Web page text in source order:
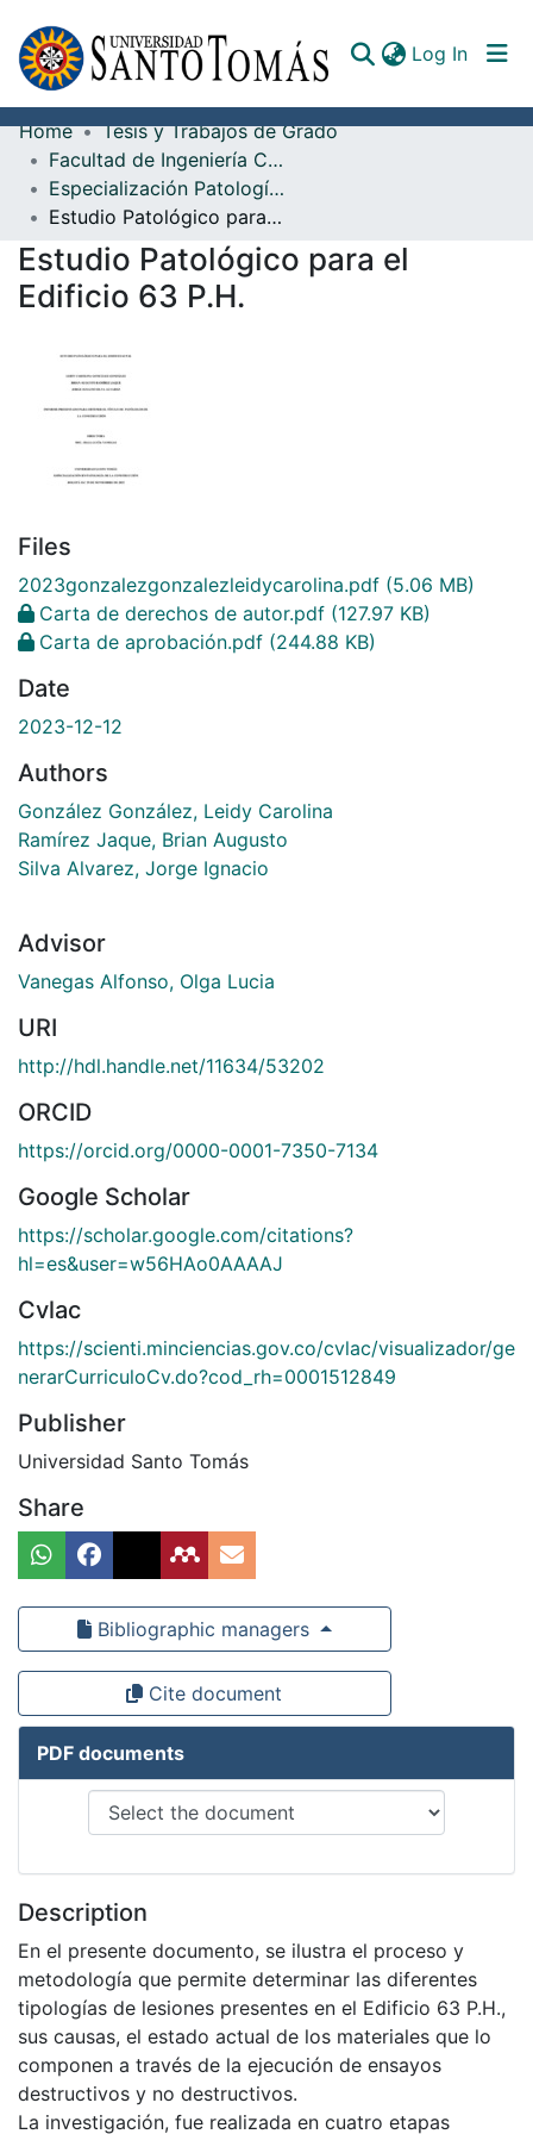
Log In
Communities & Collections
All of DSpace
Documents
Home
Tesis y Trabajos de Grado
Facultad de Ingeniería Civil
Especialización Patología de la Construcción
Estudio Patológico para el Edificio 63 P.H.
Estudio Patológico para el
Edificio 63 P.H.
Files
2023gonzalezgonzalezleidycarolina.pdf (5.06 MB)
Carta de derechos de autor.pdf (127.97 KB)
Carta de aprobación.pdf (244.88 KB)
Date
2023-12-12
Authors
González González, Leidy Carolina
Ramírez Jaque, Brian Augusto
Silva Alvarez, Jorge Ignacio
Advisor
Vanegas Alfonso, Olga Lucia
URI
http://hdl.handle.net/11634/53202
ORCID
https://orcid.org/0000-0001-7350-7134
Google Scholar
https://scholar.google.com/citations?
hl=es&user=w56HAo0AAAAJ
Cvlac
https://scienti.minciencias.gov.co/cvlac/visualizador/ge
nerarCurriculoCv.do?cod_rh=0001512849
Publisher
Universidad Santo Tomás
Share
Bibliographic managers
Cite document
PDF documents
Description
En el presente documento, se ilustra el proceso y
metodología que permite determinar las diferentes
tipologías de lesiones presentes en el Edificio 63 P.H.,
sus causas, el estado actual de los materiales que lo
componen a través de la ejecución de ensayos
destructivos y no destructivos.
La investigación, fue realizada en cuatro etapas